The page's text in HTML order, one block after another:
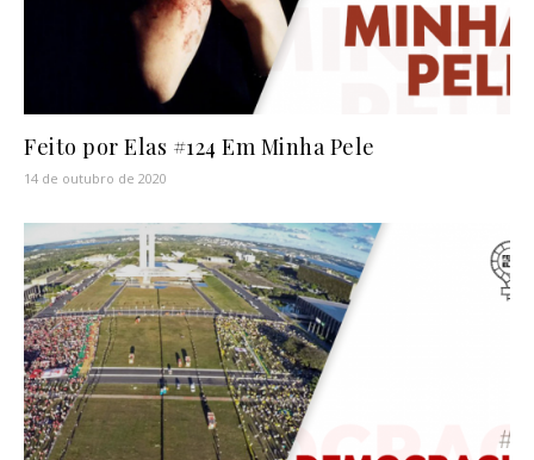
Feito por Elas #124 Em Minha Pele
14 de outubro de 2020